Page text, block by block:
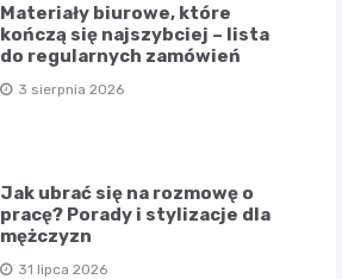
Materiały biurowe, które
kończą się najszybciej – lista
do regularnych zamówień
3 sierpnia 2026
Jak ubrać się na rozmowę o
pracę? Porady i stylizacje dla
mężczyzn
31 lipca 2026